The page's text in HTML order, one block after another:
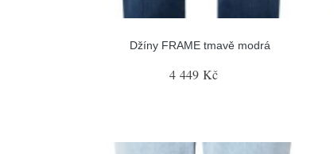
Džíny FRAME tmavě modrá
4 449 Kč